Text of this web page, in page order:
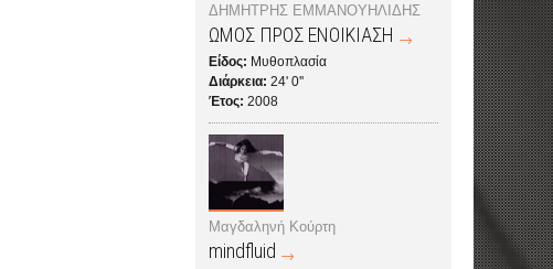
ΔΗΜΗΤΡΗΣ ΕΜΜΑΝΟΥΗΛΙΔΗΣ
ΩΜΟΣ ΠΡΟΣ ΕΝΟΙΚΙΑΣΗ
Είδος: Μυθοπλασία
Διάρκεια: 24' 0''
Έτος: 2008
Μαγδαληνή Κούρτη
mindfluid